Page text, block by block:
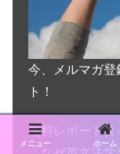
今、メルマガ登
ト！
無料レポートタ
メニュー ホーム